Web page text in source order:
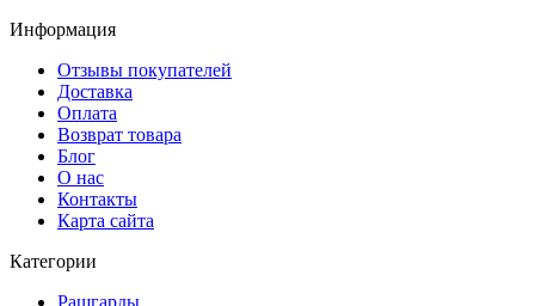
Информация
Отзывы покупателей
Доставка
Оплата
Возврат товара
Блог
О нас
Контакты
Карта сайта
Категории
Рашгарды